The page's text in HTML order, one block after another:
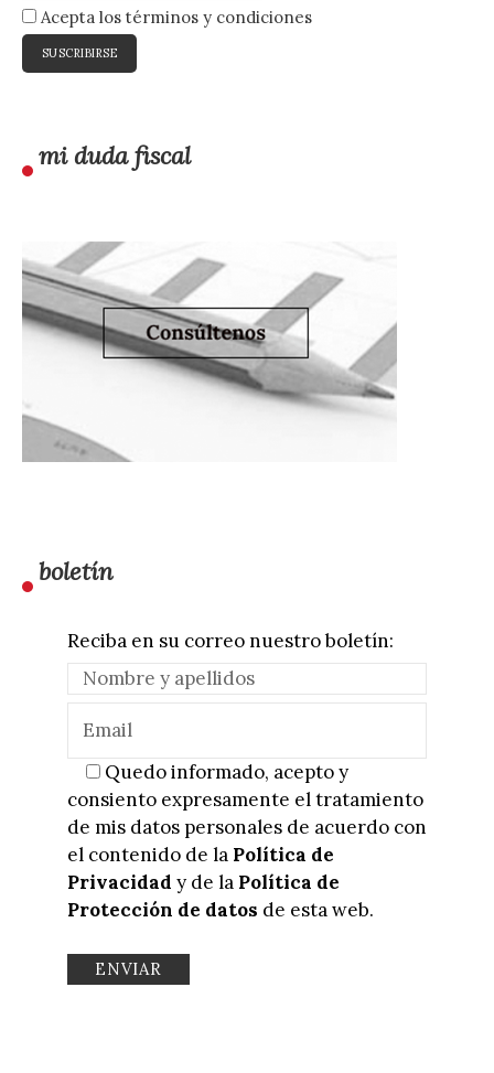
Acepta los términos y condiciones
mi duda fiscal
boletín
Reciba en su correo nuestro boletín:
Quedo informado, acepto y
consiento expresamente el tratamiento
de mis datos personales de acuerdo con
el contenido de la Política de
Privacidad y de la Política de
Protección de datos de esta web.